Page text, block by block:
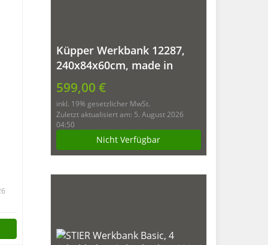
Küpper Werkbank 12287,
240x84x60cm, made in
Germany
599,00 €
inkl. 19% gesetzlicher MwSt.
Zuletzt aktualisiert am: 5. August 2026
04:50
Nicht Verfügbar